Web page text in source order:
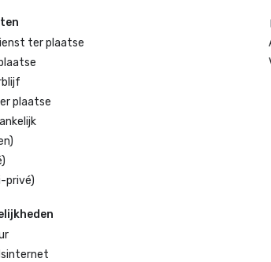
ter plaatse
plaatse
privé)